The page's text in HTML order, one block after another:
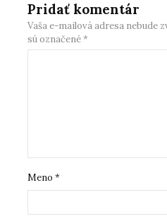
Pridať komentár
Vaša e-mailová adresa nebude
sú označené*
Meno*